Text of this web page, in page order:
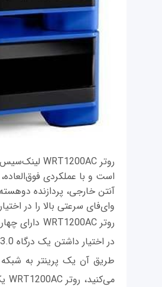
است و با عملکردی
وای‌فای سرعتی بالا را در